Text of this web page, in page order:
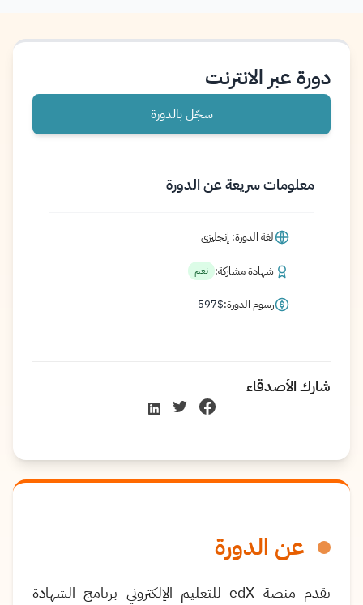
عن الدورة
تقدم منصة edXللتعليم الإلكتروني برنامج الشهادة
دورة عبر الانترنت
سجّل بالدورة
معلومات سريعة عن الدورة
لغة الدورة: إنجليزي
شهادة مشاركة: نعم
رسوم الدورة: 597$
شارك الأصدقاء